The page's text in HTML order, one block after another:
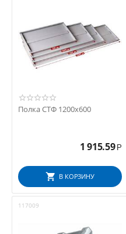
Полка СТФ 1200х600
1 915.59 Р
В КОРЗИНУ
117009